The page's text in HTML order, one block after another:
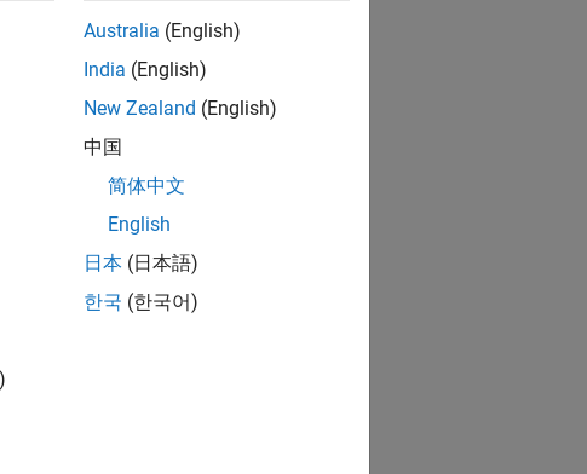
Australia (English)
India (English)
New Zealand (English)
中国
简体中文
English
日本 (日本語)
한국 (한국어)